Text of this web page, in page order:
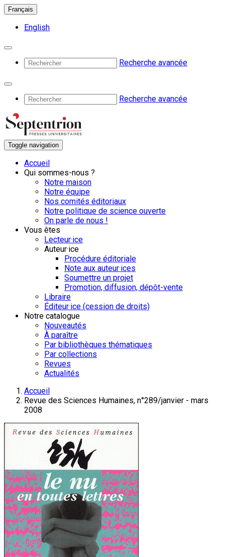
Français
English
Recherche avancée
Recherche avancée
Toggle navigation
Accueil
Qui sommes-nous ?
Notre maison
Notre équipe
Nos comités éditoriaux
Notre politique de science ouverte
On parle de nous !
Vous êtes
Lecteur·ice
Auteur·ice
Procédure éditoriale
Note aux auteur·ices
Soumettre un projet
Promotion, diffusion, dépôt-vente
Libraire
Éditeur·ice (cession de droits)
Notre catalogue
Nouveautés
À paraître
Par bibliothèques thématiques
Par collections
Revues
Actualités
Accueil
Revue des Sciences Humaines, n°289/janvier - mars
2008